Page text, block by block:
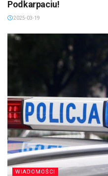
Podkarpaciu!
2025-03-19
WIADOMOŚCI